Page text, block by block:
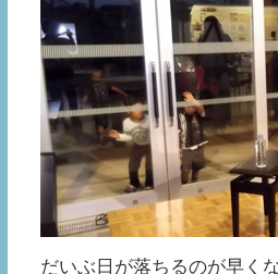
だいぶ日が落ちるのが早く